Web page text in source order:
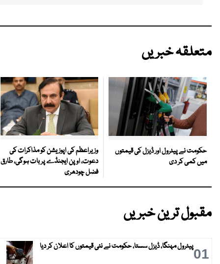
متعلقہ خبریں
حکومت نے پیٹرول اور ڈیزل کی قیمتوں
میں کمی کر دی
وزیراعظم کی اپوزیشن کو مذاکرات کی
دعوت، اوپن ایجنڈے پر بات ہوگی، طارق
فضل چودھری
مقبول ترین خبریں
01پیٹرول مہنگا، ڈیزل سستا، حکومت نے نئی قیمتوں کا اعلان کر دیا